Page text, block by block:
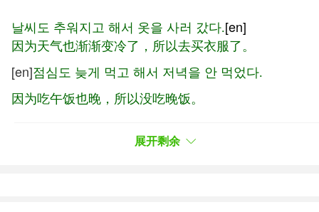
날씨도 추워지고 해서 옷을 사러 갔다.[en]
因为天气也渐渐变冷了，所以去买衣服了。
[en]점심도 늦게 먹고 해서 저녁을 안 먹었다.
因为吃午饭也晚，所以没吃晚饭。
展开剩余